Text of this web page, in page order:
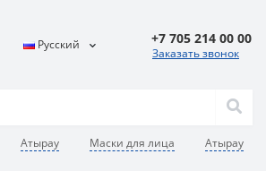
Атырау Маски для лица Атырау
Русский +7 705 214 00 00
Заказать звонок